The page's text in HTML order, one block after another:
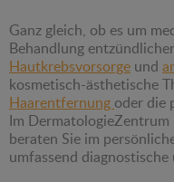
Ganz gleich, ob es um
Behandlung entzündlicher
Hautkrebsvorsorge und
kosmetisch-ästhetische
Haarentfernung oder die
Im
beraten Sie im
umfassend